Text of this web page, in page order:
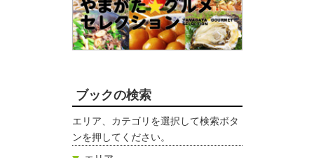
ブックの検索
エリア、カテゴリを選択して検索ボタ
ンを押してください。